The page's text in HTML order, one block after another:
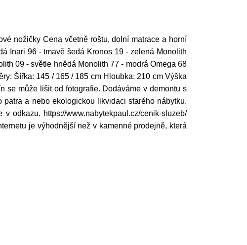
nožičky Cena včetně roštu, dolní matrace a horní
Inari 96 - tmavě šedá Kronos 19 - zelená Monolith
09 - světle hnědá Monolith 77 - modrá Omega 68
Šířka: 145 / 165 / 185 cm Hloubka: 210 cm Výška
se může lišit od fotografie. Dodáváme v demontu s
a nebo ekologickou likvidaci starého nábytku.
odkazu. https://www.nabytekpaul.cz/cenik-sluzeb/
je výhodnější než v kamenné prodejně, která